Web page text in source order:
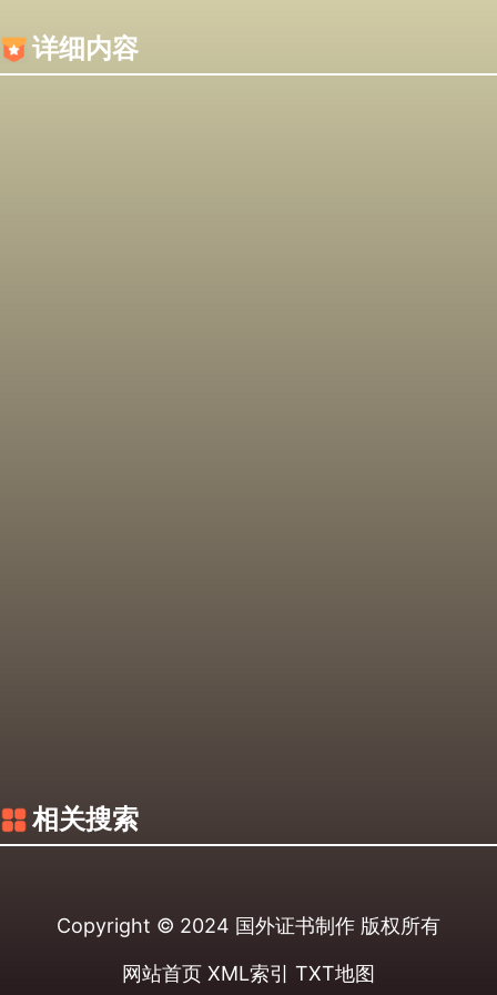
详细内容
相关搜索
Copyright © 2024 国外证书制作 版权所有
网站首页 XML索引 TXT地图